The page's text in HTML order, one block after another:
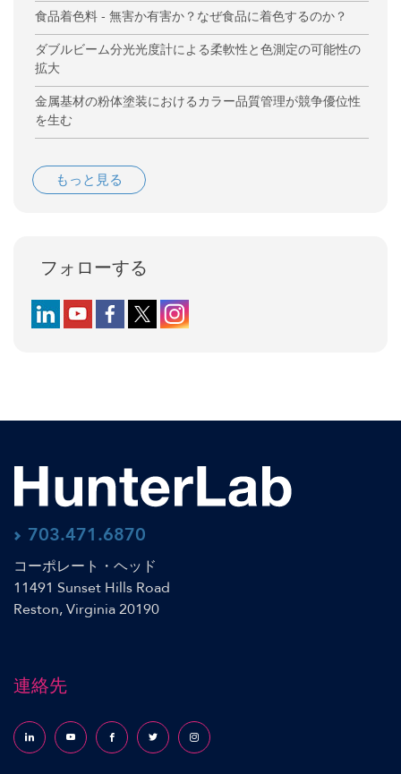
食品着色料 - 無害か有害か？なぜ食品に着色するのか？
ダブルビーム分光光度計による柔軟性と色測定の可能性の
拡大
金属基材の粉体塗装におけるカラー品質管理が競争優位性
を生む
もっと見る
フォローする
Follow us on LinkedIn
Follow us on YouTube
Follow us on Facebook
Follow us on X (formerly Twitter)
Follow us on Instagram
703.471.6870
コーポレート・ヘッド
11491 Sunset Hills Road
Reston, Virginia 20190
連絡先
Follow us on LinkedInFollow us on YouTubeFollow us on Facebook
Follow us on X (formerly Twitter)
Follow us on Instagram